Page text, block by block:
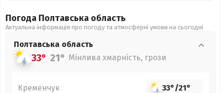
Погода Полтавська область
Актуальна інформація про погоду та атмосферні умови на сьогодні
Полтавська область
33° 21° Мінлива хмарність, грози
Кременчук 33°/21°